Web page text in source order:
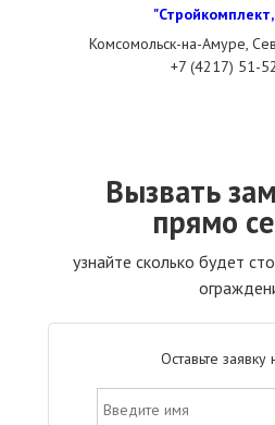
Комсомольск-на-Амуре,
+7 (4217) 51-
Вызвать
прямо
узнайте сколько будет
Оставьте заявку